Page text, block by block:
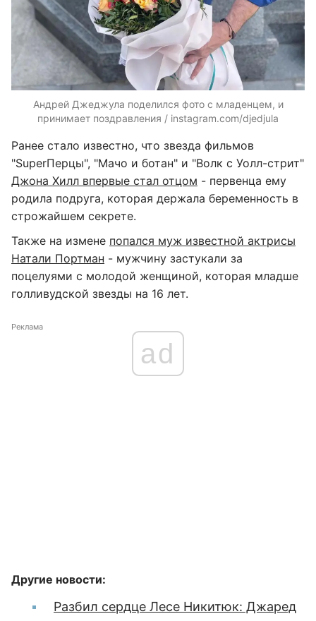
Андрей Джеджула поделился фото с младенцем, и
принимает поздравления / instagram.com/djedjula
Ранее стало известно, что звезда фильмов
"SuperПерцы", "Мачо и ботан" и "Волк с Уолл-стрит"
Джона Хилл впервые стал отцом - первенца ему
родила подруга, которая держала беременность в
строжайшем секрете.
Также на измене попался муж известной актрисы
Натали Портман - мужчину застукали за
поцелуями с молодой женщиной, которая младше
голливудской звезды на 16 лет.
Реклама
ad
Другие новости:
Разбил сердце Лесе Никитюк: Джаред